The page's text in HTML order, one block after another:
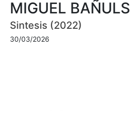
MIGUEL BAÑULS
Sintesis (2022)
30/03/2026